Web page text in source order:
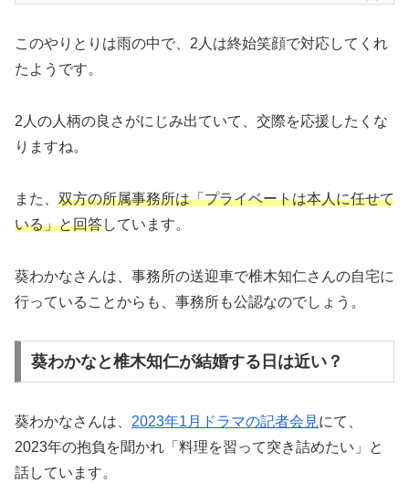
このやりとりは雨の中で、2人は終始笑顔で対応してくれ
たようです。
2人の人柄の良さがにじみ出ていて、交際を応援したくな
りますね。
また、 双方の所属事務所は「プライベートは本人に任せて
いる」と回答しています。
葵わかなさんは、事務所の送迎車で椎木知仁さんの自宅に
行っていることからも、事務所も公認なのでしょう。
葵わかなと椎木知仁が結婚する日は近い？
葵わかなさんは、 2023年1月ドラマの記者会見にて、
2023年の抱負を聞かれ「料理を習って突き詰めたい」と
話しています。